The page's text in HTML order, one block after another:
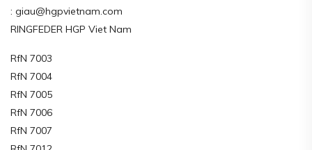
: giau@hgpvietnam.com
RINGFEDER HGP Viet Nam
RfN 7003
RfN 7004
RfN 7005
RfN 7006
RfN 7007